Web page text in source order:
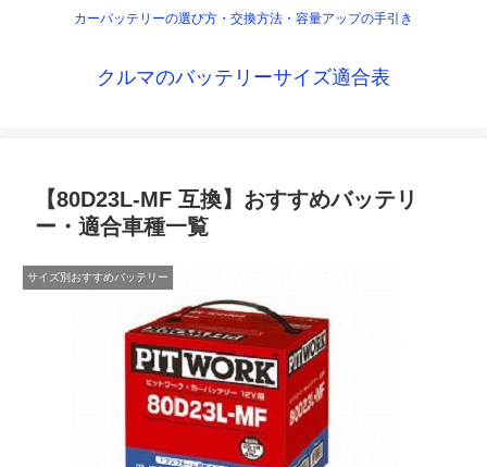
カーバッテリーの選び方・交換方法・容量アップの手引き
クルマのバッテリーサイズ適合表
【80D23L-MF 互換】おすすめバッテリ
ー・適合車種一覧
サイズ別おすすめバッテリー